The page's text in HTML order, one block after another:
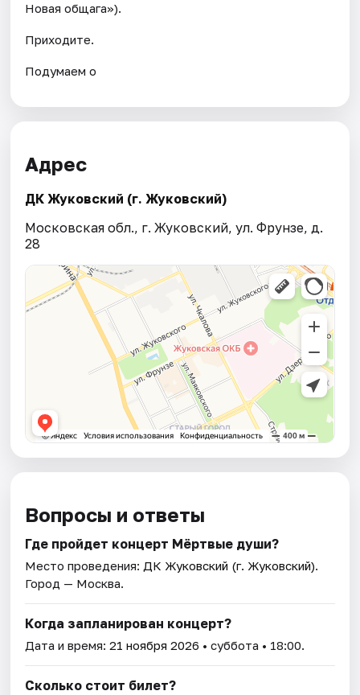
Новая общага»).
Приходите.
Подумаем о
Адрес
ДК Жуковский (г. Жуковский)
Московская обл., г. Жуковский, ул. Фрунзе, д.
28
Вопросы и ответы
Где пройдет концерт Мёртвые души?
Место проведения: ДК Жуковский (г. Жуковский).
Город — Москва.
Когда запланирован концерт?
Дата и время:21 ноября 2026 • суббота • 18:00.
Сколько стоит билет?